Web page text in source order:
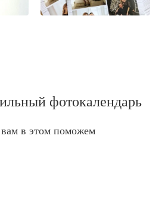
фотокалендарь
в этом поможем